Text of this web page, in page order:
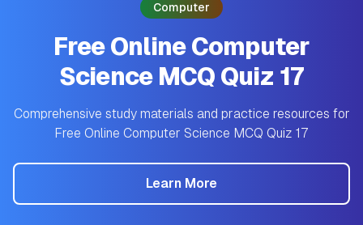
Computer
Free Online Computer
Science MCQ Quiz 17
Comprehensive study materials and practice resources for
Free Online Computer Science MCQ Quiz 17
Learn More